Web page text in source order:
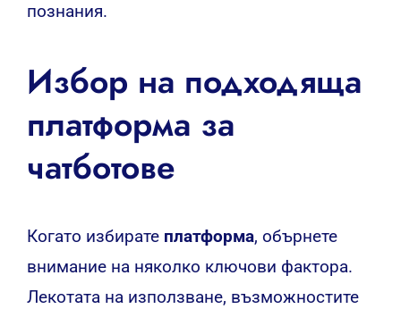
познания.
Избор на подходяща
платформа за
чатботове
Когато избирате платформа, обърнете
внимание на няколко ключови фактора.
Лекотата на използване, възможностите